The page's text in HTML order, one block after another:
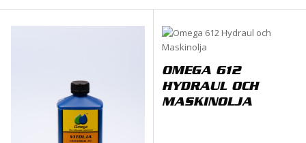
OMEGA 612
HYDRAUL OCH
MASKINOLJA